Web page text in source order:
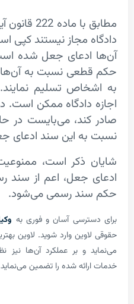
مطابق با ماده 222 قانون
مجاز نیستند کپی اسناد و
جعل شده است را تا
نسبت به آن‌ها تعیین
تسلیم نمایند. در واقع
ممکن است. در صورتی
می‌بایست در حاشیه
این سند ادعای جعل شده
ذکر است، ممنوعیت مزبور
جعل، اعم از سند رسمی،
رسمی می‌­شود.
آسان و فوری بهوکیل کیفری
وارد شوید. لاوین بهترین وکلای
و بر عملکرد آن‌ها نیز نظارت دارد.
شده را تضمین می‌نماید.